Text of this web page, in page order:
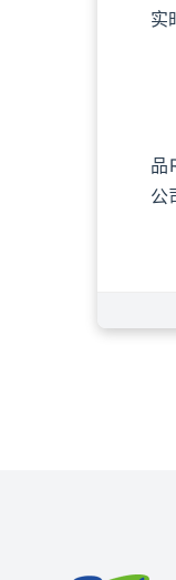
实
品
公